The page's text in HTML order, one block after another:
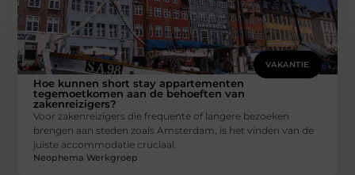
VAKANTIE
Hoe kunnen short stay appartementen
tegemoetkomen aan de behoeften van
zakenreizigers?
Voor zakenreizigers die frequente of langere bezoeken
brengen aan steden zoals Amsterdam, is het vinden van de
juiste accommodatie cruciaal.
Neophema Werkgroep